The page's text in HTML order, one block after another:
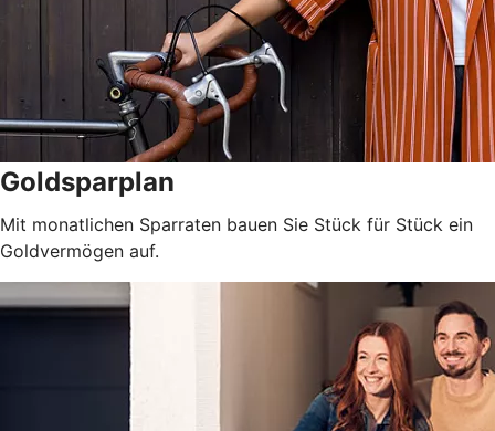
Goldsparplan
Mit monatlichen Sparraten bauen Sie Stück für Stück ein
Goldvermögen auf.